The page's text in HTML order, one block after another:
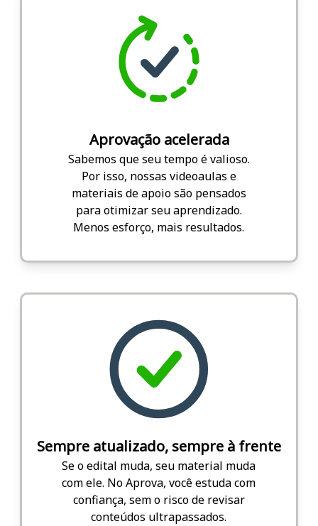
Aprovação acelerada
Sabemos que seu tempo é valioso.
Por isso, nossas videoaulas e
materiais de apoio são pensados
para otimizar seu aprendizado.
Menos esforço, mais resultados.
Sempre atualizado, sempre à frente
Se o edital muda, seu material muda
com ele. No Aprova, você estuda com
confiança, sem o risco de revisar
conteúdos ultrapassados.